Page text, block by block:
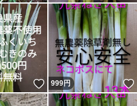
いいね！
999円